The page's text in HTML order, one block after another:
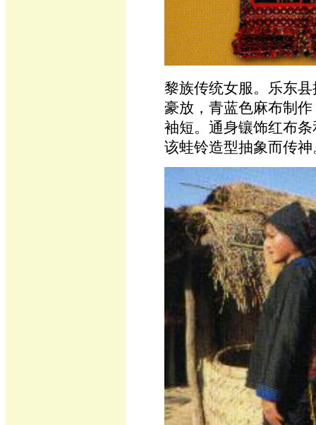
黎族传统女服。乐东
豪放，青蓝色麻布制
袖短。通身镶饰红布
该蛙铃造型抽象而传神